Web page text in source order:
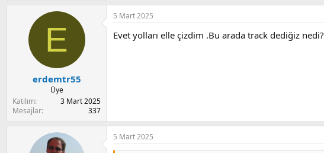
E
erdemtr55
Üye
Katılım
3 Mart 2025
Mesajlar
337
5 Mart 2025
Evet yolları elle çizdim .Bu arada track dediğiz nedi?
5 Mart 2025